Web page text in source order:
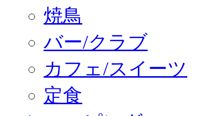
焼鳥
バー/クラブ
カフェ/スイーツ
定食